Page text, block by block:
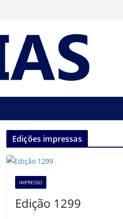
Edições impressas
IMPRESSO
Edição 1299